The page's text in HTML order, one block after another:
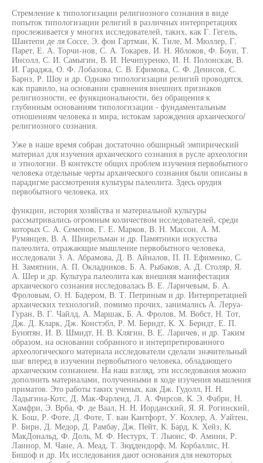
Стремление к типологизации религиозного сознания в виде
попыток типологизации религий в различных интерпретациях
прослеживается у многих исследователей, таких, как Г. Гегель,
Шантепи де ля Соссе, Э. фон Гартман, К. Тиле, М. Мюллер, Г.
Парет, Е. А. Торчи-нов, С. А. Токарев, И. Н. Яблоков, Ф. Боуи, Т.
Инсолл, С. И. Самыгин, В. И. Нечипуренко, И. Н. Полонская, В.
И. Гараджа, О. Ф. Лобазова, С. В. Ефимова, С. Ф. Денисов, С.
Барнз, Р. Шоу и др. Однако типологизации религий проводятся,
как правило, на основании сравнения внешних признаков
религиозности, ее функциональности, без обращения к
глубинным основаниям типологизации - фундаментальным
отношениям человека и мира, истокам зарождения архаического/
религиозного сознания.
Уже в наше время собран достаточно обширный эмпирический
материал для изучения архаического сознания в русле археологии
и этнологии. В контексте общих проблем изучения первобытного
человека отдельные черты архаического сознания были описаны в
парадигме рассмотрения культуры палеолита. Здесь орудия
первобытного человека, их
функции, история хозяйства и материальной культуры
рассматривались огромным количеством исследователей, среди
которых С. А. Семенов, Г. Е. Марков, В. Н. Массон, А. М.
Румянцев, В. А. Шнирельман и др. Памятники искусства
палеолита, отражающие мышление первобытного человека,
исследовали 3. А. Абрамова, Д. В. Айналов, П. П. Ефименко, С.
Н. Замятнин, А. П. Окладников, Б. А. Рыбаков, А. Д. Столяр, Я.
А. Шер и др. Культура палеолита как внешняя манифестация
архаического сознания исследовалась В. Е. Ларичевым, Б. А.
Фроловым, О. Н. Бадером, В. Т. Петриным и др. Интерпретацией
архаических технологий, помимо прочих, занимались А. Леруа-
Гуран, В. Г. Чайлд, А. Маршак, Б. А. Фролов, М. Вобст, Н. Тот,
Дж. Д. Кларк, Дж. Констэбл, Р. М. Берндт, К. X. Берндт, Е. П.
Бунятян, И. В. Шмидт, Н. В. Клягин, В. Е. Ларичев, и др. Таким
образом, на основании собранного и интерпретированного
археологического материала исследователи сделали значительный
шаг вперед в изучении первобытного человека, обладающего
архаическим сознанием. На наш взгляд, эти исследования можно
дополнить материалами, полученными в ходе изучения мышления
приматов. Это работы таких ученых, как Дж. Гудолл, Н. Н.
Ладыгина-Котс, Д. Мак-Фарленд, Л. А. Фирсов, К. Э. Фабри, Н.
Хамфри, Э. Врба, Ф. де Ваал, Н. Н. Иорданский, Я. Я. Рогинский,
К. Бош, Р. Фоте, Д. Фоте, Т. ван Кантфорт, У. Кохлер, А. Уайтен,
Р. Бирн, Д. Медор, Д. Рамбау, Дж. Пейт, К. Бард, К. Хейз, К.
МакДональд, Ф. Доль, М. Ф. Нестурх, Т. Льюис, Ф. Амини, Р.
Ланнор, М. Чане, А. Меад, Т. Зюддендорф, М. Корбаллис, Н.
Бишоф и др. Их исследования дают основания для некоторых